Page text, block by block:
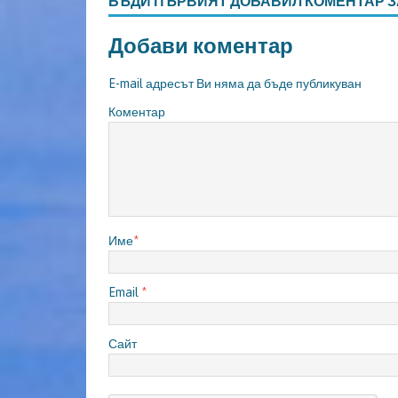
Добави коментар
E-mail адресът Ви няма да бъде публикуван
Коментар
Име*
Email *
Сайт